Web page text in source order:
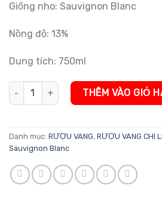
Giống nho: Sauvignon Blanc
Nồng độ: 13%
Dung tích: 750ml
Rượu vang trắng Santa Carolina
THÊM VÀO GIỎ
Danh mục: RƯỢU VANG, RƯỢU VANG CHI
Sauvignon Blanc